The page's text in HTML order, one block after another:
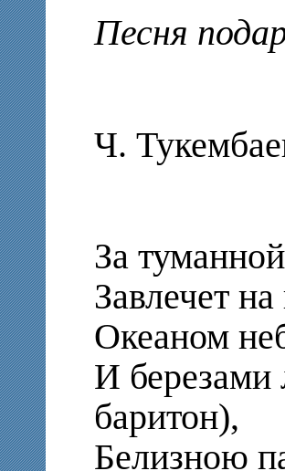
Песня
Ч.
За
Завлечет
Океаном
И березами
баритон),
Белизною